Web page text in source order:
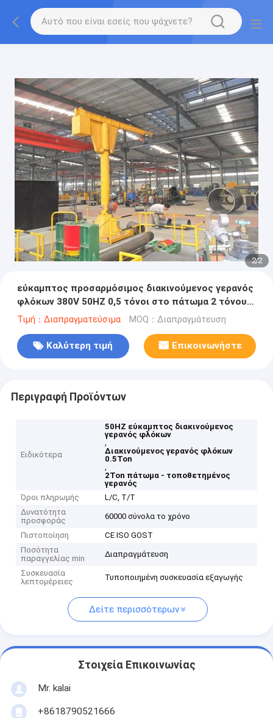
gtag('config', 'G-QWE9HWC3PF', {cookie_flags:
"SameSite=None;Secure"});
2/2
εύκαμπτος προσαρμόσιμος διακινούμενος γερανός
φλόκων 380V 50HZ 0,5 τόνοι στο πάτωμα 2 τόνου -
τοποθετημένος γερανός
Τιμή：Διαπραγματεύσιμα MOQ：Διαπραγμάτευση
Καλύτερη τιμή Επικοινωνήστε
Περιγραφή Προϊόντων
Ειδικότερα
50HZ εύκαμπτος διακινούμενος
γερανός φλόκων
,
Διακινούμενος γερανός φλόκων
0.5Ton
,
2Ton πάτωμα - τοποθετημένος
γερανός
Όροι πληρωμής
L/C, T/T
Δυνατότητα
προσφοράς
60000 σύνολα το χρόνο
Πιστοποίηση
CE ISO GOST
Ποσότητα
παραγγελίας min
Διαπραγμάτευση
Συσκευασία
λεπτομέρειες
Τυποποιημένη συσκευασία εξαγωγής
Δείτε περισσότερων
Στοιχεία Επικοινωνίας
Mr. kalai
+8618790521666